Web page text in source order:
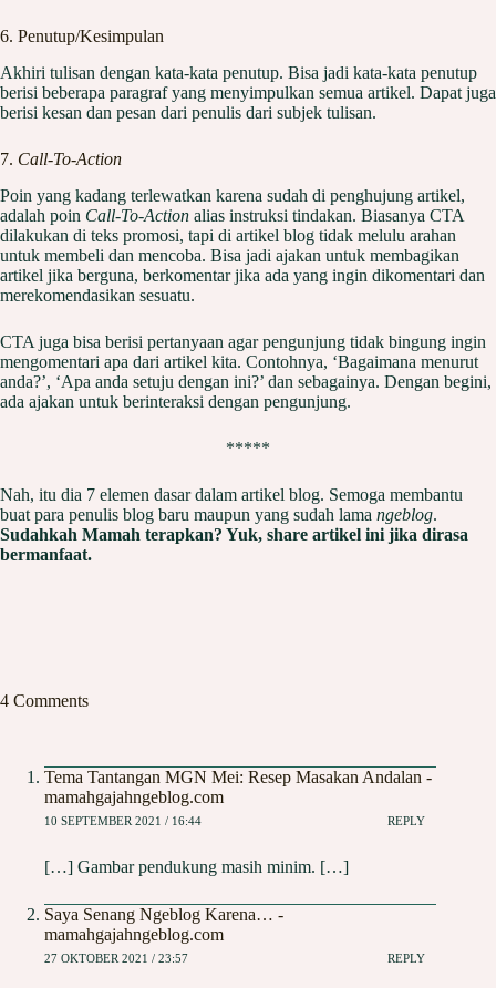
6. Penutup/Kesimpulan
Akhiri tulisan dengan kata-kata penutup. Bisa jadi kata-kata penutup
berisi beberapa paragraf yang menyimpulkan semua artikel. Dapat juga
berisi kesan dan pesan dari penulis dari subjek tulisan.
7. Call-To-Action
Poin yang kadang terlewatkan karena sudah di penghujung artikel,
adalah poin Call-To-Action alias instruksi tindakan. Biasanya CTA
dilakukan di teks promosi, tapi di artikel blog tidak melulu arahan
untuk membeli dan mencoba. Bisa jadi ajakan untuk membagikan
artikel jika berguna, berkomentar jika ada yang ingin dikomentari dan
merekomendasikan sesuatu.
CTA juga bisa berisi pertanyaan agar pengunjung tidak bingung ingin
mengomentari apa dari artikel kita. Contohnya, ‘Bagaimana menurut
anda?’, ‘Apa anda setuju dengan ini?’ dan sebagainya. Dengan begini,
ada ajakan untuk berinteraksi dengan pengunjung.
*****
Nah, itu dia 7 elemen dasar dalam artikel blog. Semoga membantu
buat para penulis blog baru maupun yang sudah lama ngeblog.
Sudahkah Mamah terapkan? Yuk, share artikel ini jika dirasa
bermanfaat.
4 Comments
Tema Tantangan MGN Mei: Resep Masakan Andalan -
mamahgajahngeblog.com
10 SEPTEMBER 2021 / 16:44 REPLY
[…] Gambar pendukung masih minim. […]
Saya Senang Ngeblog Karena… -
mamahgajahngeblog.com
27 OKTOBER 2021 / 23:57 REPLY